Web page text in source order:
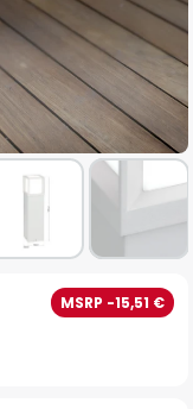
MSRP -15,51 €